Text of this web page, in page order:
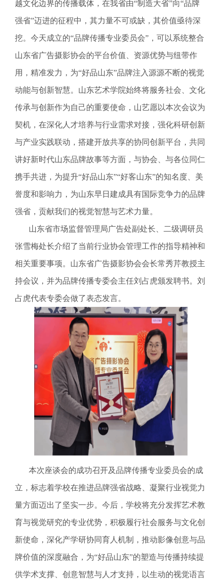
越文化边界的传播载体，在我省由“制造大省”向“品牌
强省”迈进的征程中，其力量不可或缺，其价值亟待深
挖。今天成立的“品牌传播专业委员会”，可以系统整合
山东省广告摄影协会的平台价值、资源优势与纽带作
用，精准发力，为“好品山东”品牌注入源源不断的视觉
动能与创新智慧。山东艺术学院始终将服务社会、文化
传承与创新作为自己的重要使命，山艺愿以本次会议为
契机，在深化人才培养与行业需求对接，强化科研创新
与产业实践联动，搭建开放共享的协同创新平台，共同
讲好新时代山东品牌故事等方面，与协会、与各位同仁
携手共进，为提升“好品山东”“好客山东”的知名度、美
誉度和影响力，为山东早日建成具有国际竞争力的品牌
强省，贡献我们的视觉智慧与艺术力量。
山东省市场监督管理局广告处副处长、二级调研员
张雪梅处长介绍了当前行业协会管理工作的指导精神和
相关重要事项。山东省广告摄影协会会长常秀芹教授主
持会议，并为品牌传播专委会主任刘占虎颁发聘书。刘
占虎代表专委会做了表态发言。
本次座谈会的成功召开及品牌传播专业委员会的成
立，标志着学校在推进品牌强省战略、凝聚行业视觉力
量方面迈出了坚实一步。今后，学校将充分发挥艺术教
育与视觉研究的专业优势，积极履行社会服务与文化创
新使命，深化产学研协同育人机制，推动影像创意与品
牌价值的深度融合，为“好品山东”的塑造与传播持续提
供学术支撑、创意智慧与人才支持，以生动的视觉语言